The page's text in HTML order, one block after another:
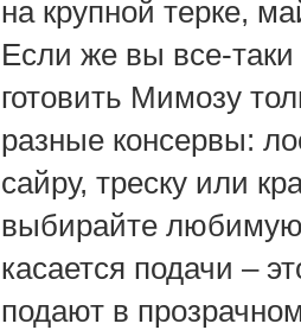
на крупной терке,
Если же вы все-таки
готовить Мимозу
разные консервы:
сайру, треску или
выбирайте
касается подачи –
подают в